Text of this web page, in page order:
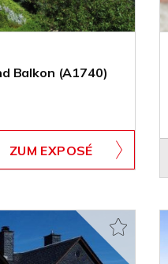
Balkon (A1740)
ZUM EXPOSÉ